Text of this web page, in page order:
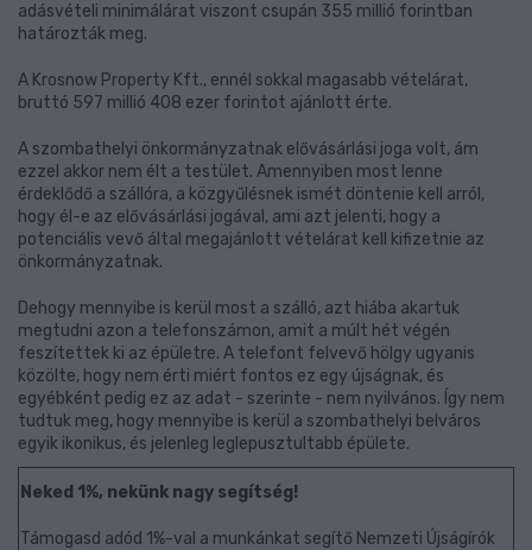
adásvételi minimálárat viszont csupán 355 millió forintban
határozták meg.
A Krosnow Property Kft., ennél sokkal magasabb vételárat,
bruttó 597 millió 408 ezer forintot ajánlott érte.
A szombathelyi önkormányzatnak elővásárlási joga volt, ám
ezzel akkor nem élt a testület. Amennyiben most lenne
érdeklődő a szállóra, a közgyűlésnek ismét döntenie kell arról,
hogy él-e az elővásárlási jogával, ami azt jelenti, hogy a
potenciális vevő által megajánlott vételárat kell kifizetnie az
önkormányzatnak.
Dehogy mennyibe is kerül most a szálló, azt hiába akartuk
megtudni azon a telefonszámon, amit a múlt hét végén
feszítettek ki az épületre. A telefont felvevő hölgy ugyanis
közölte, hogy nem érti miért fontos ez egy újságnak, és
egyébként pedig ez az adat - szerinte - nem nyilvános. Így nem
tudtuk meg, hogy mennyibe is kerül a szombathelyi belváros
egyik ikonikus, és jelenleg leglepusztultabb épülete.
Neked 1%, nekünk nagy segítség!
Támogasd adód 1%-val a munkánkat segítő Nemzeti Újságírók